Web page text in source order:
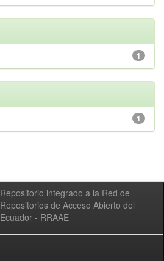
1
1
Repositorio integrado a la Red de
Repositorios de Acceso Abierto del
Ecuador - RRAAE